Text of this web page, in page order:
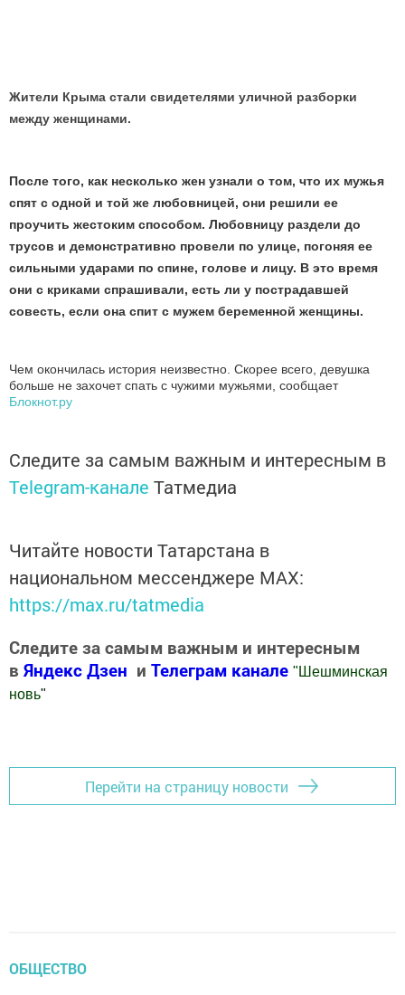
Жители Крыма стали свидетелями уличной разборки
между женщинами.
После того, как несколько жен узнали о том, что их мужья
спят с одной и той же любовницей, они решили ее
проучить жестоким способом. Любовницу раздели до
трусов и демонстративно провели по улице, погоняя ее
сильными ударами по спине, голове и лицу. В это время
они с криками спрашивали, есть ли у пострадавшей
совесть, если она спит с мужем беременной женщины.
Чем окончилась история неизвестно. Скорее всего, девушка
больше не захочет спать с чужими мужьями, сообщает
Блокнот.ру
Следите за самым важным и интересным в
Telegram-канале Татмедиа
Читайте новости Татарстана в
национальном мессенджере MАХ:
https://max.ru/tatmedia
Следите за самым важным и интересным
в Яндекс Дзен и Телеграм канале "Шешминская
новь"
Перейти на страницу новости
ОБЩЕСТВО